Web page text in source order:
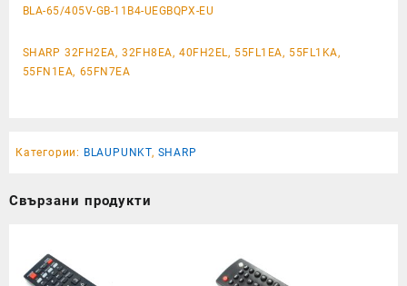
BLA-65/405V-GB-11B4-UEGBQPX-EU
SHARP 32FH2EA, 32FH8EA, 40FH2EL, 55FL1EA, 55FL1KA,
55FN1EA, 65FN7EA
Категории: BLAUPUNKT, SHARP
Свързани продукти